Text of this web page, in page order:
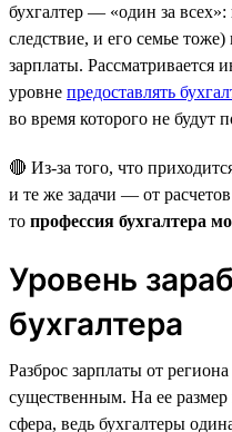
бухгалтер — «один за всех»:
следствие, и его семье
зарплаты. Рассматривается
уровне предоставлять
во время которого не будут
🔴 Из-за того, что
и те же задачи — от
то профессия бухгалтера
Уровень
бухгалтера
Разброс зарплаты от
существенным. На ее размер
сфера, ведь бухгалтеры